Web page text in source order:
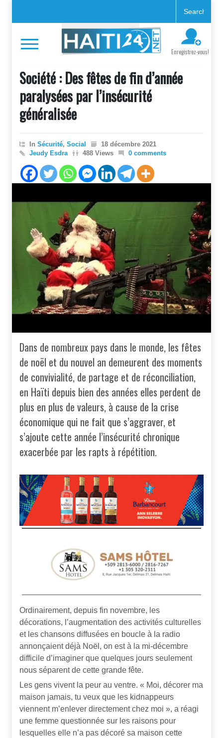
Enregistrez-vous!
Société : Des fêtes de fin d’année
paralysées par l’insécurité
généralisée
In Sécurité, Social
18 décembre 2021
Jeudy Esdra
488 Views 0 comments
Dans de nombreux pays dans le monde, les fêtes
de noël et du nouvel an demeurent des moments
de convivialité, de partage et de réconciliation,
en Haïti depuis bien des années elles perdent de
plus en plus de valeurs, à cause de la crise
économique qui ne fait que s’aggraver, et
s’ajoute cette année l’insécurité chronique
exacerbée par les rapts à répétition.
Ordinairement, depuis fin novembre, les
décorations, l’augmentation des activités culturelles
et les chansons diffusées en boucle à la radio
annonçaient déjà Noël, on est à la mi-décembre
difficile d’imaginer que quelques jours seulement
nous séparent de cette grande fête.
Les gens vivent la peur au ventre. « Moi, décorer ma
maison jamais, tu veux que les kidnappeurs
viennent m’enlever directement chez moi », a réagi
une femme questionnée sur les raisons pour
lesquelles elle n’a pas décoré sa maison cette